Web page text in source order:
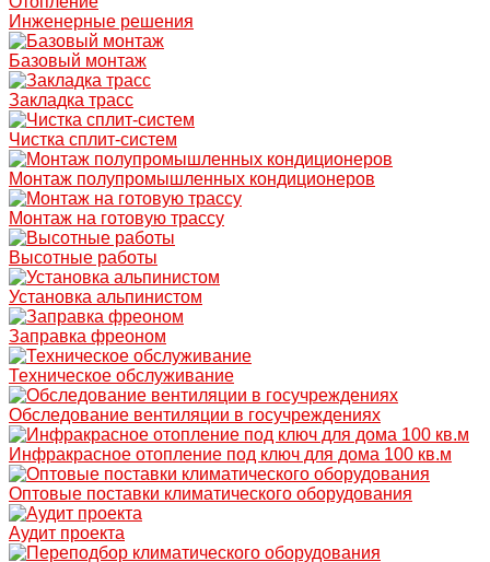
Инженерные решения
Базовый монтаж
Закладка трасс
Чистка сплит-систем
Монтаж полупромышленных кондиционеров
Монтаж на готовую трассу
Высотные работы
Установка альпинистом
Заправка фреоном
Техническое обслуживание
Обследование вентиляции в госучреждениях
Инфракрасное отопление под ключ для дома 100 кв.м
Оптовые поставки климатического оборудования
Аудит проекта